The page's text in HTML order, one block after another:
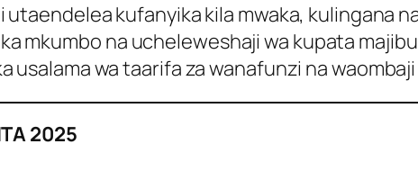
kufanyika kila mwaka, kulingana
mkumbo na ucheleweshaji wa kupata
wa taarifa za wanafunzi na
2025